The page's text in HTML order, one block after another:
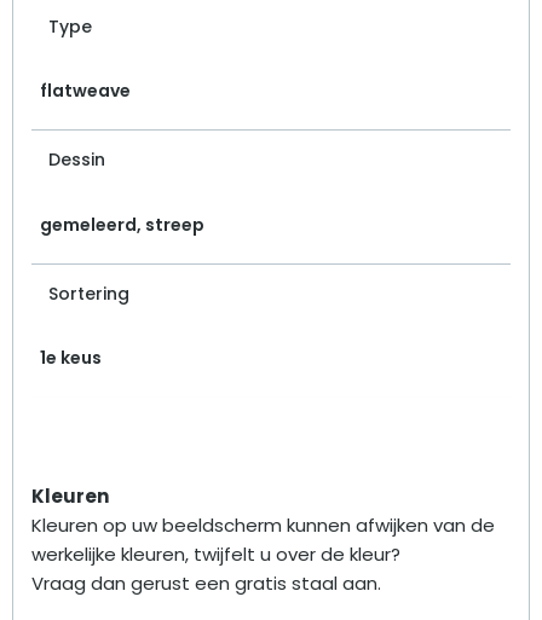
Type
flatweave
Dessin
gemeleerd, streep
Sortering
1e keus
Kleuren
Kleuren op uw beeldscherm kunnen afwijken van de
werkelijke kleuren, twijfelt u over de kleur?
Vraag dan gerust een gratis staal aan.